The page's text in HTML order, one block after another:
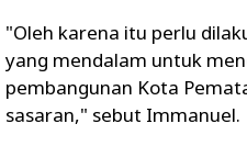
"Oleh karena itu perlu
yang mendalam untuk
pembangunan Kota
sasaran," sebut Immanuel.